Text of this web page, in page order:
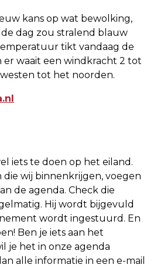
kans op wat bewolking,
dag zou stralend blauw
tikt vandaag de
er waait een windkracht 2 tot
tot het noorden.
iets te doen op het eiland.
die wij binnenkrijgen, voegen
de agenda. Check die
Hij wordt bijgevuld
wordt ingestuurd. En
Ben je iets aan het
je het in onze agenda
alle informatie in een e-mail